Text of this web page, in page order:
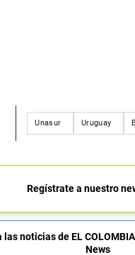
Unasur Uruguay
Regístrate a nuestro
las noticias de EL
News